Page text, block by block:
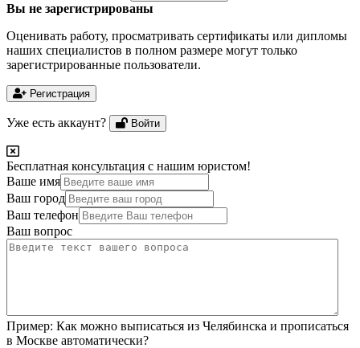
Вы не зарегистрированы
Оценивать работу, просматривать сертификаты или дипломы
наших специалистов в полном размере могут только
зарегистрированные пользователи.
Регистрация
Уже есть аккаунт? Войти
Бесплатная консультация с нашим юристом!
Ваше имя
Ваш город
Ваш телефон
Ваш вопрос
Пример: Как можно выписаться из Челябинска и прописаться
в Москве автоматически?